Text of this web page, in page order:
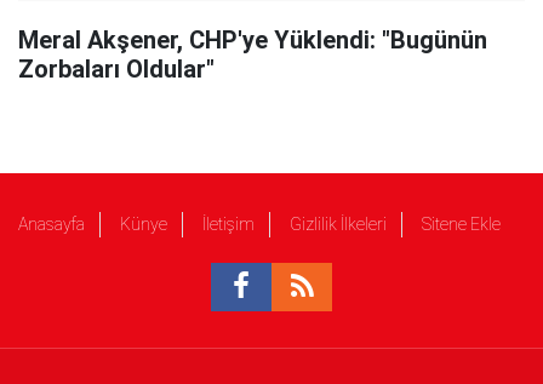
Meral Akşener, CHP'ye Yüklendi: "Bugünün
Zorbaları Oldular"
Anasayfa Künye İletişim Gizlilik İlkeleri Sitene Ekle